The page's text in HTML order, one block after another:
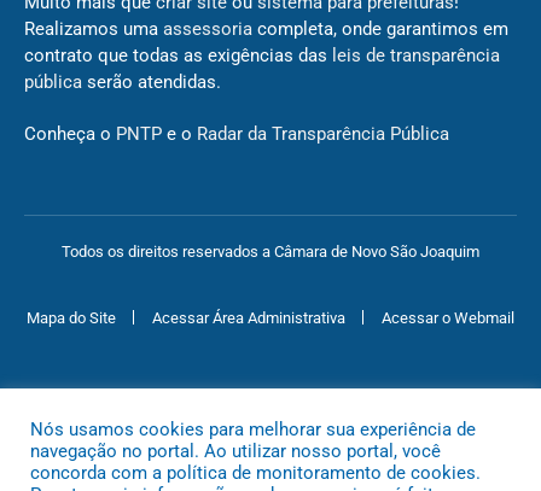
Realizamos uma assessoria completa, onde garantimos em
contrato que todas as exigências das leis de transparência
pública serão atendidas.
Conheça o PNTP e o Radar da Transparência Pública
Todos os direitos reservados a Câmara de Novo São Joaquim
Mapa do Site Acessar Área Administrativa Acessar o Webmail
Nós usamos cookies para melhorar sua experiência de
navegação no portal. Ao utilizar nosso portal, você
concorda com a política de monitoramento de cookies.